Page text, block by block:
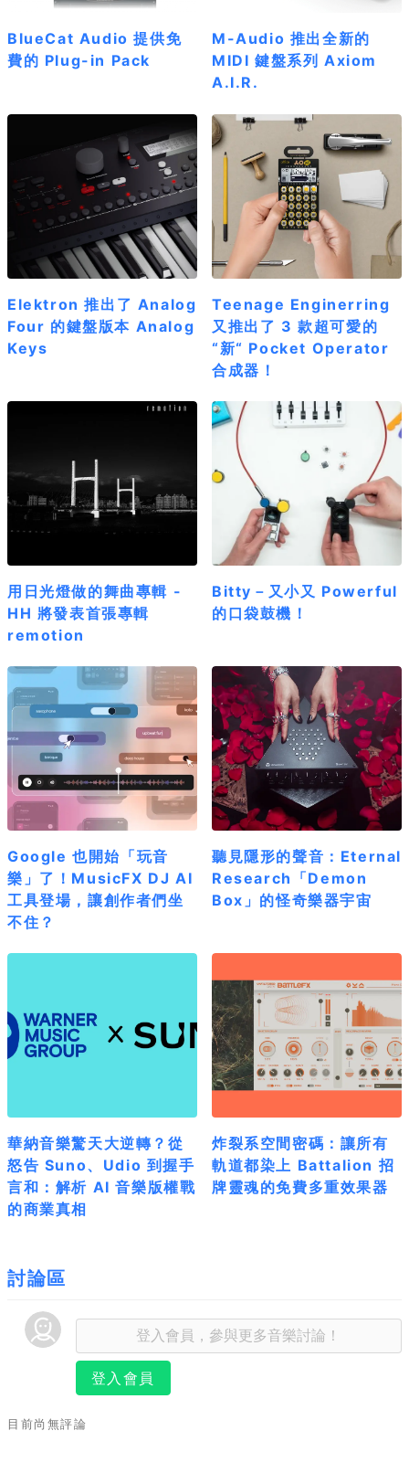
BlueCat Audio 提供免
費的 Plug-in Pack
M-Audio 推出全新的
MIDI 鍵盤系列 Axiom
A.I.R.
Elektron 推出了 Analog
Four 的鍵盤版本 Analog
Keys
Teenage Enginerring
又推出了 3 款超可愛的
“新“ Pocket Operator
合成器！
用日光燈做的舞曲專輯 -
HH 將發表首張專輯
remotion
Bitty－又小又 Powerful
的口袋鼓機！
Google 也開始「玩音
樂」了！MusicFX DJ AI
工具登場，讓創作者們坐
不住？
聽見隱形的聲音：Eternal
Research「Demon
Box」的怪奇樂器宇宙
華納音樂驚天大逆轉？從
怒告 Suno、Udio 到握手
言和：解析 AI 音樂版權戰
的商業真相
炸裂系空間密碼：讓所有
軌道都染上 Battalion 招
牌靈魂的免費多重效果器
討論區
登入會員
目前尚無評論